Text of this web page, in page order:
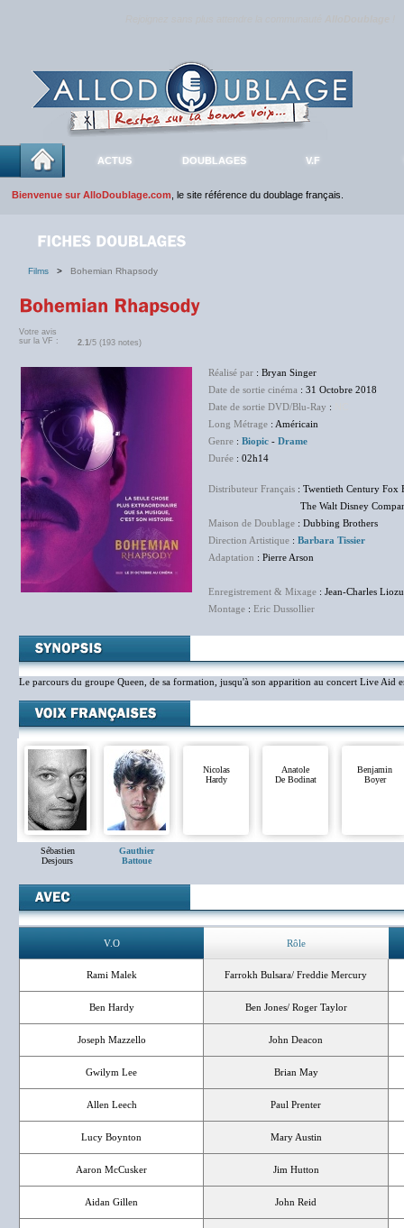
ACTUS DOUBLAGES V.F
Bienvenue sur AlloDoublage.com , le site référence du doublage français.
Films > Bohemian Rhapsody
Votre avis
sur la VF :
2.1/5 (193 notes)
Réalisé par : Bryan Singer
Date de sortie cinéma : 31 Octobre 2018
Date de sortie DVD/Blu-Ray :
Long Métrage : Américain
Genre : Biopic - Drame
Durée : 02h14
Distributeur Français : Twentieth Century Fox
The Walt Disney Company
Maison de Doublage : Dubbing Brothers
Direction Artistique : Barbara Tissier
Adaptation : Pierre Arson
Enregistrement & Mixage : Jean-Charles Liozu
Montage : Eric Dussollier
Le parcours du groupe Queen, de sa formation, jusqu'à son apparition au concert Live Aid
Sébastien
Desjours
Gauthier
Battoue
Nicolas
Hardy
Anatole
De Bodinat
Benjamin
Boyer
V.O Rôle
Rami Malek Farrokh Bulsara/ Freddie Mercury
Ben Hardy Ben Jones/ Roger Taylor
Joseph Mazzello John Deacon
Gwilym Lee Brian May
Allen Leech Paul Prenter
Lucy Boynton Mary Austin
Aaron McCusker Jim Hutton
Aidan Gillen John Reid